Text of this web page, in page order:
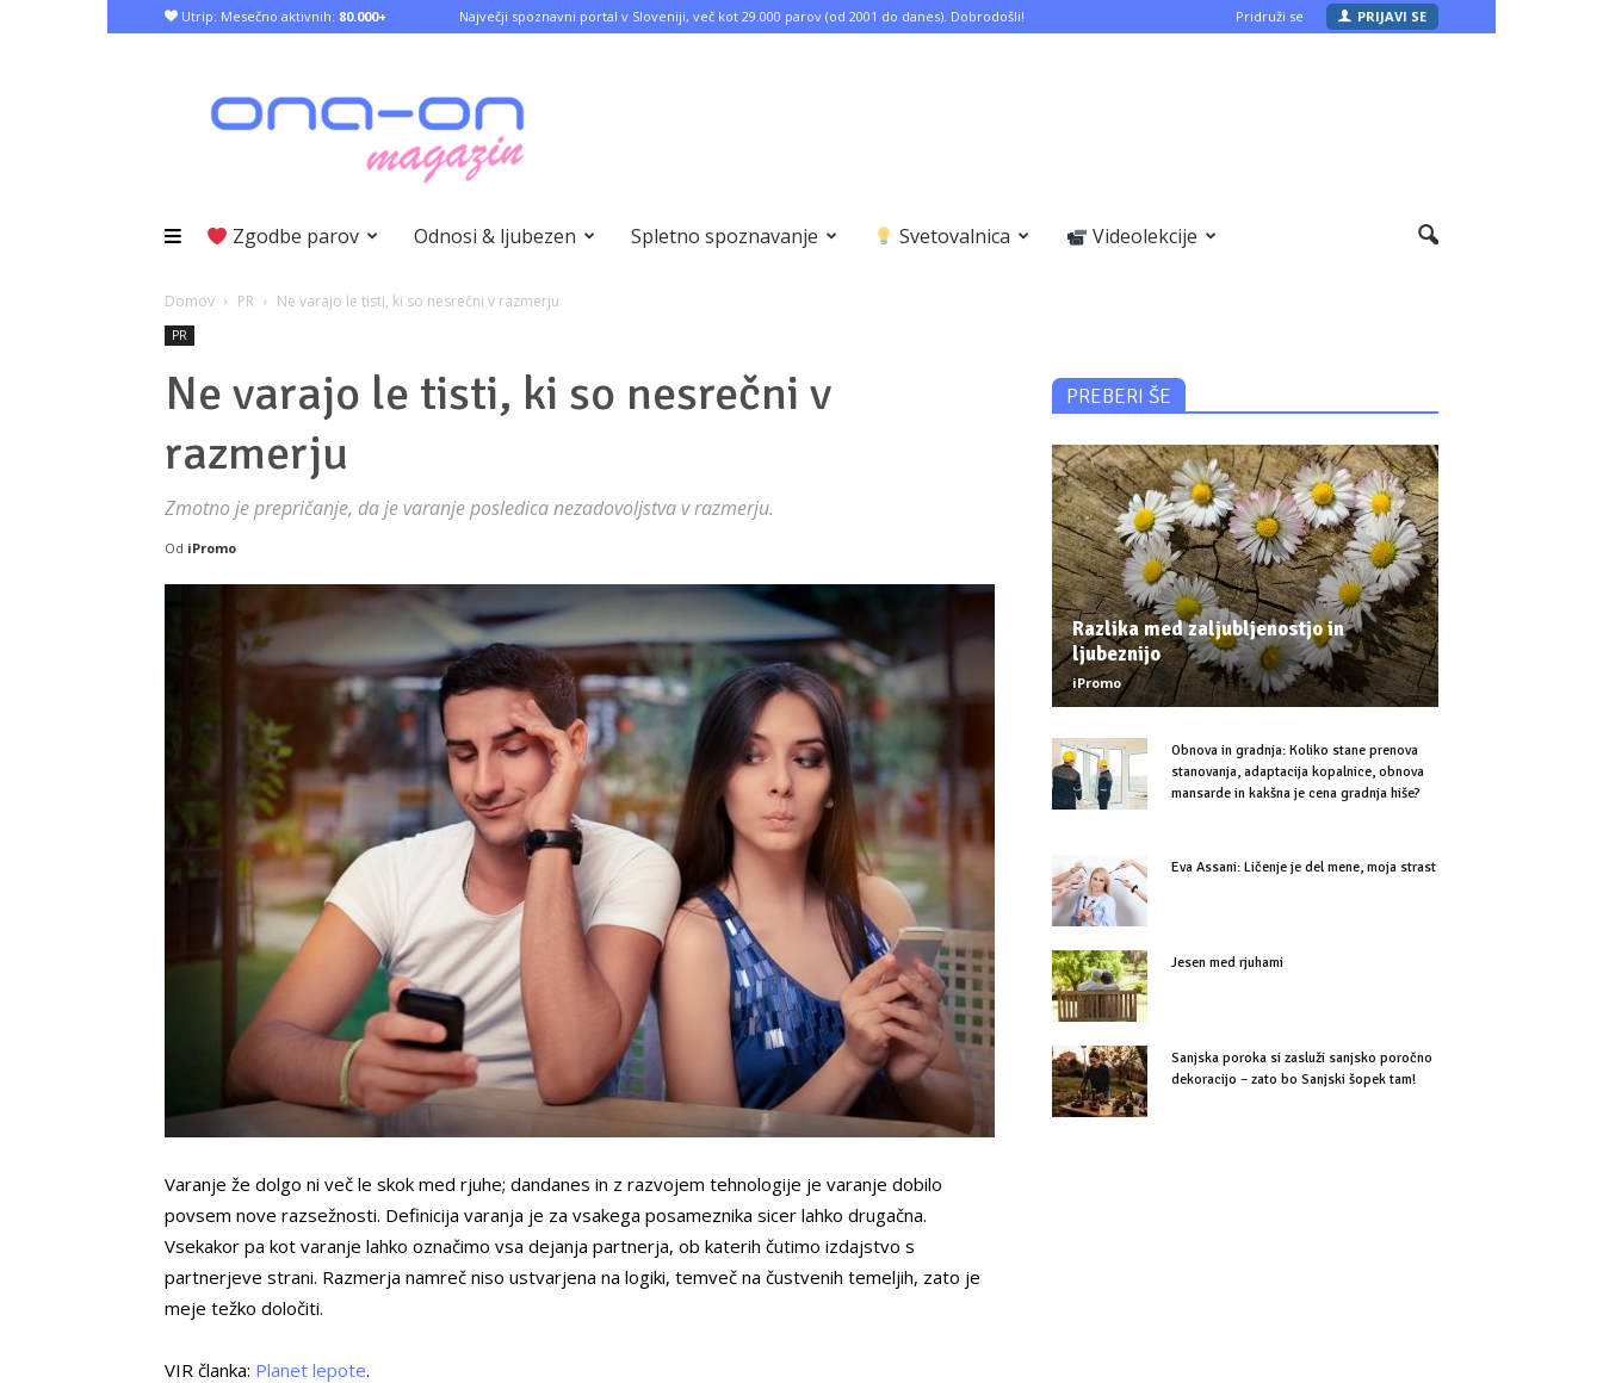
Utrip: Mesečno aktivnih: 80.000+ Največji spoznavni portal v Sloveniji, več kot 29.000 parov (od 2001 do danes). Dobrodošli! Pridruži se PRIJAVI SE
Zgodbe parov Odnosi & ljubezen Spletno spoznavanje Svetovalnica Videolekcije
Domov PR Ne varajo le tisti, ki so nesrečni v razmerju
PR
Ne varajo le tisti, ki so nesrečni v
razmerju
Zmotno je prepričanje, da je varanje posledica nezadovoljstva v razmerju.
Od iPromo
Varanje že dolgo ni več le skok med rjuhe; dandanes in z razvojem tehnologije je varanje dobilo
povsem nove razsežnosti. Definicija varanja je za vsakega posameznika sicer lahko drugačna.
Vsekakor pa kot varanje lahko označimo vsa dejanja partnerja, ob katerih čutimo izdajstvo s
partnerjeve strani. Razmerja namreč niso ustvarjena na logiki, temveč na čustvenih temeljih, zato je
meje težko določiti.
VIR članka: Planet lepote.
PREBERI ŠE
Razlika med zaljubljenostjo in
ljubeznijo
iPromo
Obnova in gradnja: Koliko stane prenova
stanovanja, adaptacija kopalnice, obnova
mansarde in kakšna je cena gradnja hiše?
Eva Assani: Ličenje je del mene, moja strast
Jesen med rjuhami
Sanjska poroka si zasluži sanjsko poročno
dekoracijo – zato bo Sanjski šopek tam!